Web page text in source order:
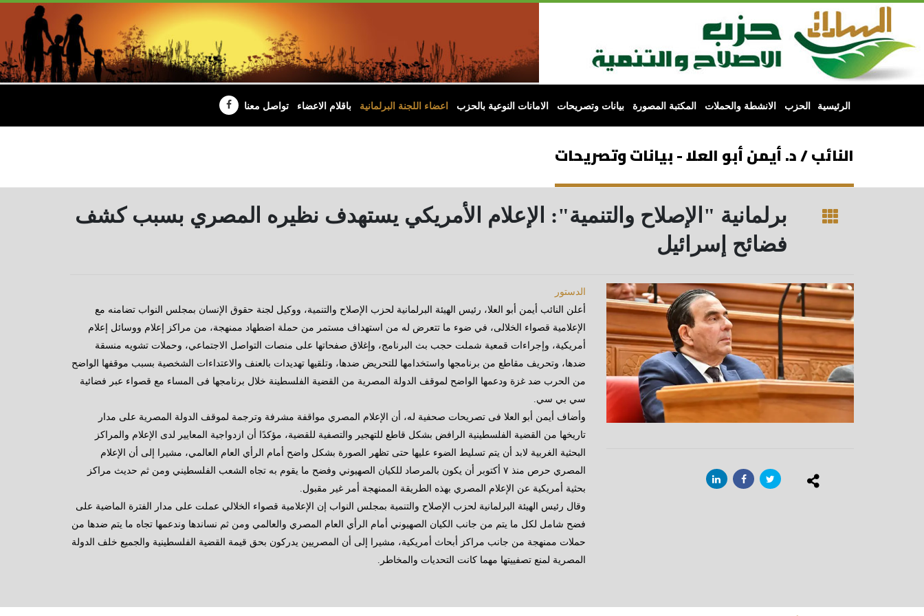
الرئيسية الحزب الانشطة والحملات المكتبة المصورة بيانات وتصريحات الامانات النوعية بالحزب اعضاء اللجنة البرلمانية باقلام الاعضاء تواصل معنا
النائب / د. أيمن أبو العلا - بيانات وتصريحات
برلمانية "الإصلاح والتنمية": الإعلام الأمريكي يستهدف نظيره المصري بسبب كشف
فضائح إسرائيل
الدستور
أعلن النائب أيمن أبو العلا، رئيس الهيئة البرلمانية لحزب الإصلاح والتنمية، ووكيل لجنة حقوق الإنسان بمجلس النواب تضامنه مع
الإعلامية قصواء الخلالى، في ضوء ما تتعرض له من استهداف مستمر من حملة اضطهاد ممنهجة، من مراكز إعلام ووسائل إعلام
أمريكية، وإجراءات قمعية شملت حجب بث البرنامج، وإغلاق صفحاتها على منصات التواصل الاجتماعي، وحملات تشويه منسقة
ضدها، وتحريف مقاطع من برنامجها واستخدامها للتحريض ضدها، وتلقيها تهديدات بالعنف والاعتداءات الشخصية بسبب موقفها الواضح
من الحرب ضد غزة ودعمها الواضح لموقف الدولة المصرية من القضية الفلسطينة خلال برنامجها فى المساء مع قصواء عبر فضائية
سي بي سي.
وأضاف أيمن أبو العلا فى تصريحات صحفية له، أن الإعلام المصري مواقفة مشرفة وترجمة لموقف الدولة المصرية على مدار
تاريخها من القضية الفلسطينية الرافض بشكل قاطع للتهجير والتصفية للقضية، مؤكدًا أن ازدواجية المعايير لدى الإعلام والمراكز
البحثية الغربية لابد أن يتم تسليط الضوء عليها حتى تظهر الصورة بشكل واضح أمام الرأي العام العالمي، مشيرا إلى أن الإعلام
المصري حرص منذ ٧ أكتوبر أن يكون بالمرصاد للكيان الصهيوني وفضح ما يقوم به تجاه الشعب الفلسطيني ومن ثم حديث مراكز
بحثية أمريكية عن الإعلام المصري بهذه الطريقة الممنهجة أمر غير مقبول.
وقال رئيس الهيئة البرلمانية لحزب الإصلاح والتنمية بمجلس النواب إن الإعلامية قصواء الخلالي عملت على مدار الفترة الماضية على
فضح شامل لكل ما يتم من جانب الكيان الصهيوني أمام الرأي العام المصري والعالمي ومن ثم نساندها وندعمها تجاه ما يتم ضدها من
حملات ممنهجة من جانب مراكز أبحاث أمريكية، مشيرا إلى أن المصريين يدركون بحق قيمة القضية الفلسطينية والجميع خلف الدولة
المصرية لمنع تصفييتها مهما كانت التحديات والمخاطر.